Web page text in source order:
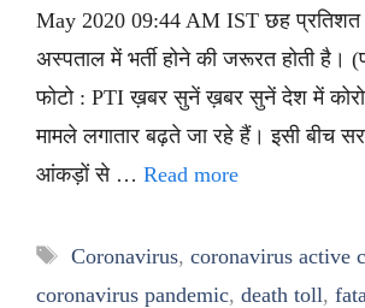
May 2020 09:44 AM IST छह प्रतिशत
अस्पताल में भर्ती होने की जरूरत होती है।
फोटो : PTI ख़बर सुनें ख़बर सुनें देश में
मामले लगातार बढ़ते जा रहे हैं। इसी बीच
आंकड़ों से … Read more
Tags
Coronavirus, coronavirus active
coronavirus pandemic, death toll,